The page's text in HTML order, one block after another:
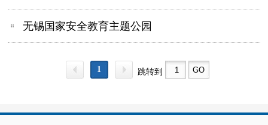
无锡国家安全教育主题公园
1 跳转到